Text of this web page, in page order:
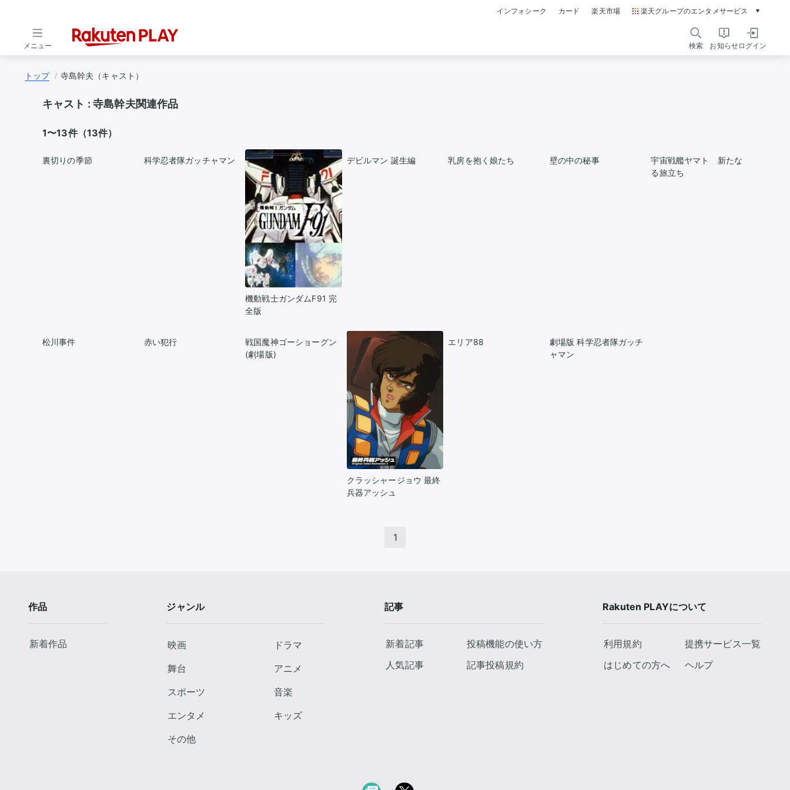
インフォシーク カード 楽天市場 楽天グループのエンタメサービス
本/ゲーム/CD/DVD
動画配信
動画配信ガイド
Rakuten PLAY
メニュー 検索 お知らせログイン
トップ 寺島幹夫（キャスト）
キャスト :寺島幹夫関連作品
1〜13件（13件）
裏切りの季節 科学忍者隊ガッチャマン
機動戦士ガンダムF91 完
全版
デビルマン 誕生編 乳房を抱く娘たち 壁の中の秘事
宇宙戦艦ヤマト 新たな
る旅立ち
松川事件 赤い犯行
戦国魔神ゴーショーグン
(劇場版)
クラッシャージョウ 最終
兵器アッシュ
エリア88
劇場版 科学忍者隊ガッチ
ャマン
1
作品
新着作品
ジャンル
映画
舞台
スポーツ
エンタメ
その他
ドラマ
アニメ
音楽
キッズ
記事
新着記事
人気記事
投稿機能の使い方
記事投稿規約
Rakuten PLAYについて
利用規約
はじめての方へ
提携サービス一覧
ヘルプ